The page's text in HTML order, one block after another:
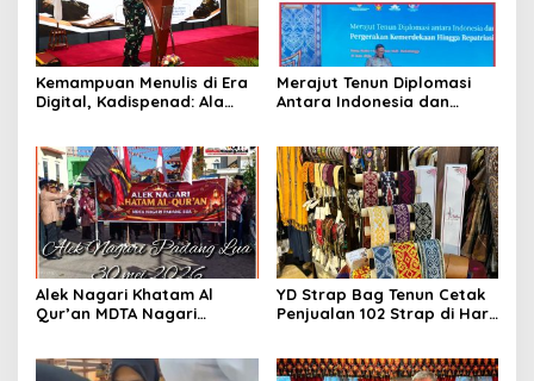
Kemampuan Menulis di Era
Digital, Kadispenad: Ala
Merajut Tenun Diplomasi
Antara Indonesia dan
Alek Nagari Khatam Al
Qur’an MDTA Nagari
YD Strap Bag Tenun Cetak
Penjualan 102 Strap di Hari
Nusantara Kian Digemari